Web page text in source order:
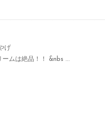
げ
ムは絶品！！ &nbs ...